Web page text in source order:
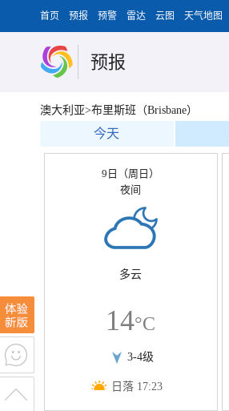
首页 预报 预警 雷达 云图 天气地图
预报
澳大利亚>布里斯班（Brisbane）
今天
9日（周日）
夜间
多云
14°C
3-4级
日落 17:23